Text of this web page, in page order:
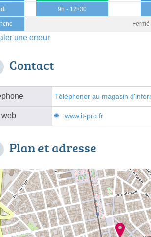
9h - 12h30
Fermé
une erreur
Contact
Téléphoner au magasin
web www.it-pro.fr
Plan et adresse